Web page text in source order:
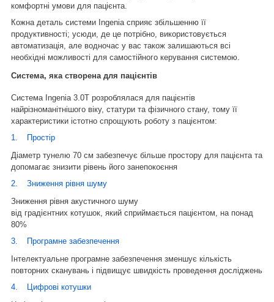
комфортні умови для пацієнта.
Кожна деталь системи Ingenia сприяє збільшенню її
продуктивності; усюди, де це потрібно, використовується
автоматизація, але водночас у вас також залишаються всі
необхідні можливості для самостійного керування системою.
Система, яка створена для пацієнтів
Система Ingenia 3.0T розроблялася для пацієнтів
найрізноманітнішого віку, статури та фізичного стану, тому її
характеристики істотно спрощують роботу з пацієнтом:
1.
Простір
Діаметр тунелю 70 см забезпечує більше простору для пацієнта та
допомагає знизити рівень його занепокоєння
2.
Зниження рівня шуму
Зниження рівня акустичного шуму
від градієнтних котушок, який сприймається пацієнтом, на понад
80%
3.
Програмне забезпечення
Інтелектуальне програмне забезпечення зменшує кількість
повторних сканувань і підвищує швидкість проведення досліджень
4.
Цифрові котушки